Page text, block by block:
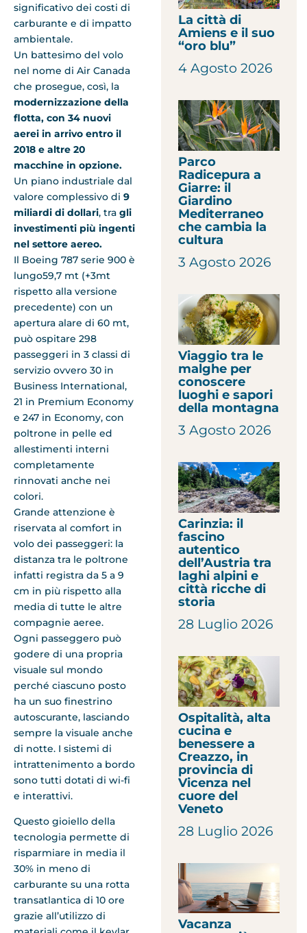
significativo dei costi di
carburante e di impatto
ambientale.
Un battesimo del volo
nel nome di Air Canada
che prosegue, così, la
modernizzazione della
flotta, con 34 nuovi
aerei in arrivo entro il
2018 e altre 20
macchine in opzione.
Un piano industriale dal
valore complessivo di 9
miliardi di dollari, tra gli
investimenti più ingenti
nel settore aereo.
Il Boeing 787 serie 900 è
lungo59,7 mt (+3mt
rispetto alla versione
precedente) con un
apertura alare di 60 mt,
può ospitare 298
passeggeri in 3 classi di
servizio ovvero 30 in
Business International,
21 in Premium Economy
e 247 in Economy, con
poltrone in pelle ed
allestimenti interni
completamente
rinnovati anche nei
colori.
Grande attenzione è
riservata al comfort in
volo dei passeggeri: la
distanza tra le poltrone
infatti registra da 5 a 9
cm in più rispetto alla
media di tutte le altre
compagnie aeree.
Ogni passeggero può
godere di una propria
visuale sul mondo
perché ciascuno posto
ha un suo finestrino
autoscurante, lasciando
sempre la visuale anche
di notte. I sistemi di
intrattenimento a bordo
sono tutti dotati di wi-fi
e interattivi.
Questo gioiello della
tecnologia permette di
risparmiare in media il
30% in meno di
carburante su una rotta
transatlantica di 10 ore
grazie all’utilizzo di
La città di
Amiens e il suo
“oro blu”
4 Agosto 2026
Parco
Radicepura a
Giarre: il
Giardino
Mediterraneo
che cambia la
cultura
3 Agosto 2026
Viaggio tra le
malghe per
conoscere
luoghi e sapori
della montagna
3 Agosto 2026
Carinzia: il
fascino
autentico
dell’Austria tra
laghi alpini e
città ricche di
storia
28 Luglio 2026
Ospitalità, alta
cucina e
benessere a
Creazzo, in
provincia di
Vicenza nel
cuore del
Veneto
28 Luglio 2026
Vacanza